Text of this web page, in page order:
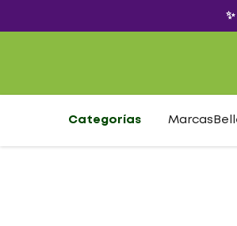
Categorías Marcas